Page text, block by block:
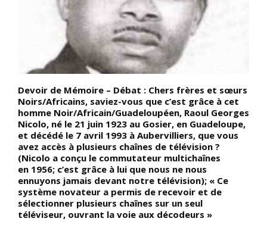
Devoir de Mémoire – Débat : Chers frères et sœurs
Noirs/Africains, saviez-vous que c’est grâce à cet
homme Noir/Africain/Guadeloupéen, Raoul Georges
Nicolo, né le 21 juin 1923 au Gosier, en Guadeloupe,
et décédé le 7 avril 1993 à Aubervilliers, que vous
avez accès à plusieurs chaînes de télévision ?
(Nicolo a conçu le commutateur multichaînes
en 1956; c’est grâce à lui que nous ne nous
ennuyons jamais devant notre télévision); « Ce
système novateur a permis de recevoir et de
sélectionner plusieurs chaînes sur un seul
téléviseur, ouvrant la voie aux décodeurs »